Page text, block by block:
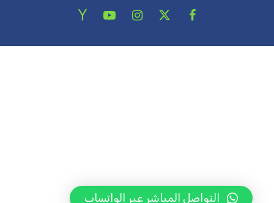
التواصل المباشر عبر الواتساب